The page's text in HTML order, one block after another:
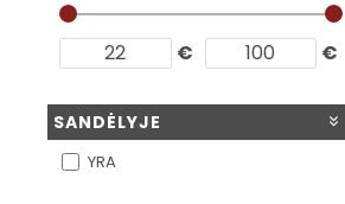
€ €
SANDĖLYJE
YRA